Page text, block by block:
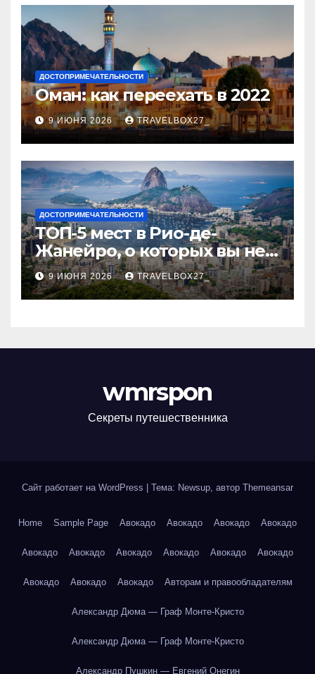
ДОСТОПРИМЕЧАТЕЛЬНОСТИ
Оман: как переехать в 2022
9 ИЮНЯ 2026 TRAVELBOX27_
ДОСТОПРИМЕЧАТЕЛЬНОСТИ
ТОП-5 мест в Рио-де-
Жанейро, о которых вы не
знали
9 ИЮНЯ 2026 TRAVELBOX27_
wmrspon
Секреты путешественника
Сайт работает на WordPress Тема: Newsup, автор Themeansar
Home Sample Page Авокадо Авокадо Авокадо Авокадо
Авокадо Авокадо Авокадо Авокадо Авокадо Авокадо
Авокадо Авокадо Авокадо Авторам и правообладателям
Александр Дюма — Граф Монте-Кристо
Александр Дюма — Граф Монте-Кристо
Александр Пушкин — Евгений Онегин